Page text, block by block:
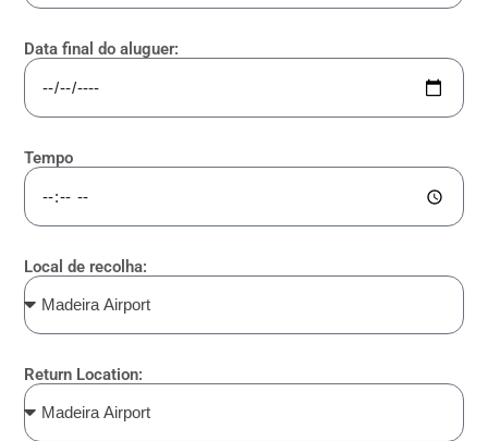
Data final do aluguer:
Tempo
Local de recolha:
Return Location: